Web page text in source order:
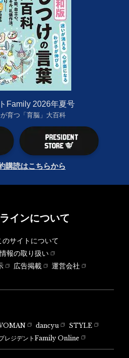
Family 2026年夏号
育つ「育脳」大百科
購読はこちらから
インについて
のサイトについて
報の取り扱い
広告掲載
運営会社
dancyu
STYLE
レジデントFamily Online